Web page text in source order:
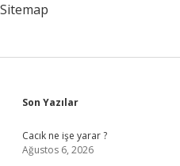
Sitemap
Sidebar
Son Yazılar
Cacık ne işe yarar ?
Ağustos 6, 2026